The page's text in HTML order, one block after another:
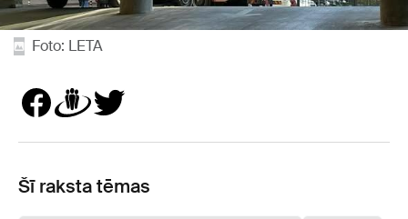
Foto: LETA
Šī raksta tēmas